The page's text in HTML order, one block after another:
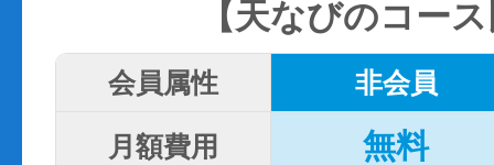
【天なびのコー
会員属性 非会員
月額費用 無料